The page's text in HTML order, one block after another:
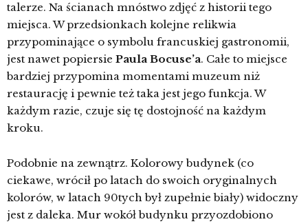
talerze. Na ścianach mnóstwo zdjęć z historii tego
miejsca. W przedsionkach kolejne relikwia
przypominające o symbolu francuskiej gastronomii,
jest nawet popiersie Paula Bocuse’a. Całe to miejsce
bardziej przypomina momentami muzeum niż
restaurację i pewnie też taka jest jego funkcja. W
każdym razie, czuje się tę dostojność na każdym
kroku.
Podobnie na zewnątrz. Kolorowy budynek (co
ciekawe, wrócił po latach do swoich oryginalnych
kolorów, w latach 90tych był zupełnie biały) widoczny
jest z daleka. Mur wokół budynku przyozdobiono